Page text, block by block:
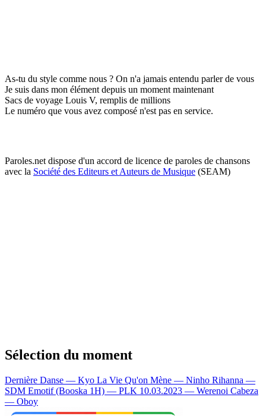
As-tu du style comme nous ? On n'a jamais entendu parler de vous
Je suis dans mon élément depuis un moment maintenant
Sacs de voyage Louis V, remplis de millions
Le numéro que vous avez composé n'est pas en service.
Paroles.net dispose d'un accord de licence de paroles de chansons
avec la Société des Editeurs et Auteurs de Musique (SEAM)
Sélection du moment
Dernière Danse — Kyo La Vie Qu'on Mène — Ninho Rihanna —
SDM Emotif (Booska 1H) — PLK 10.03.2023 — Werenoi Cabeza
— Oboy